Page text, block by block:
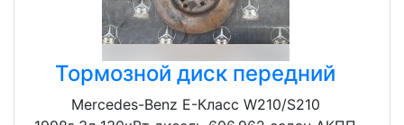
Тормозной диск передний
Mercedes-Benz E-Класс W210/S210